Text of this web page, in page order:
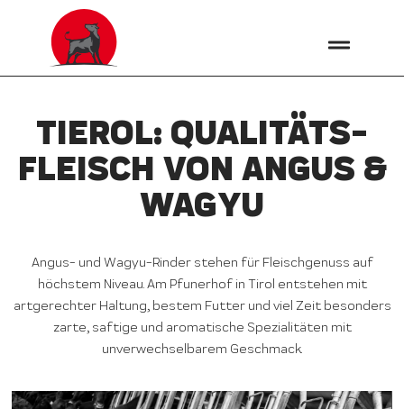
TIEROL: QUALITÄTS­
FLEISCH VON ANGUS &
WAGYU
Angus- und Wagyu-Rinder stehen für Fleischgenuss auf
höchstem Niveau. Am Pfunerhof in Tirol entstehen mit
artgerechter Haltung, bestem Futter und viel Zeit besonders
zarte, saftige und aromatische Spezialitäten mit
unverwechselbarem Geschmack.